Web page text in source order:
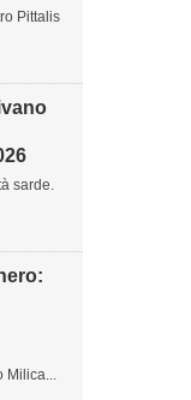
Pittalis
sarde.
Milica...